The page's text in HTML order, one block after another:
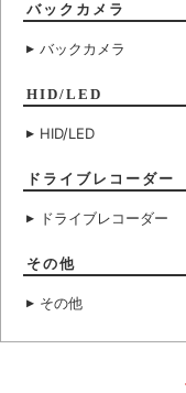
バックカメラ
バックカメラ
HID/LED
HID/LED
ドライブレコーダー
ドライブレコーダー
その他
その他